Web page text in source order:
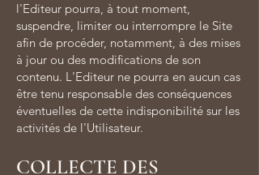
l'Editeur pourra, à tout moment,
suspendre, limiter ou interrompre le Site
afin de procéder, notamment, à des mises
à jour ou des modifications de son
contenu. L'Editeur ne pourra en aucun cas
être tenu responsable des conséquences
éventuelles de cette indisponibilité sur les
activités de l'Utilisateur.
COLLECTE DES